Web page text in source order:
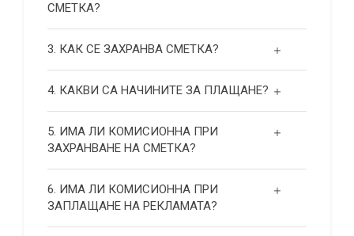
СМЕТКА?
3. КАК СЕ ЗАХРАНВА СМЕТКА?
4. КАКВИ СА НАЧИНИТЕ ЗА ПЛАЩАНЕ?
5. ИМА ЛИ КОМИСИОННА ПРИ
ЗАХРАНВАНЕ НА СМЕТКА?
6. ИМА ЛИ КОМИСИОННА ПРИ
ЗАПЛАЩАНЕ НА РЕКЛАМАТА?